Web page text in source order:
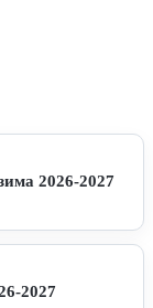
2026-2027
2027